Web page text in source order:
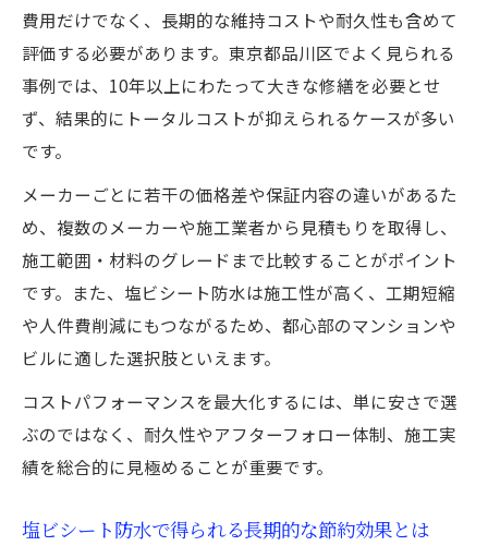
費用だけでなく、長期的な維持コストや耐久性も含めて
評価する必要があります。東京都品川区でよく見られる
事例では、10年以上にわたって大きな修繕を必要とせ
ず、結果的にトータルコストが抑えられるケースが多い
です。
メーカーごとに若干の価格差や保証内容の違いがあるた
め、複数のメーカーや施工業者から見積もりを取得し、
施工範囲・材料のグレードまで比較することがポイント
です。また、塩ビシート防水は施工性が高く、工期短縮
や人件費削減にもつながるため、都心部のマンションや
ビルに適した選択肢といえます。
コストパフォーマンスを最大化するには、単に安さで選
ぶのではなく、耐久性やアフターフォロー体制、施工実
績を総合的に見極めることが重要です。
塩ビシート防水で得られる長期的な節約効果とは